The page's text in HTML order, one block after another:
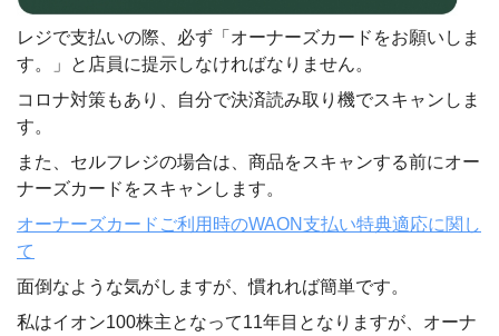
レジで支払いの際、必ず「オーナーズカードをお願いしま
す。」と店員に提示しなければなりません。
コロナ対策もあり、自分で決済読み取り機でスキャンしま
す。
また、セルフレジの場合は、商品をスキャンする前にオー
ナーズカードをスキャンします。
オーナーズカードご利用時のWAON支払い特典適応に関し
て
面倒なような気がしますが、慣れれば簡単です。
私はイオン100株主となって11年目となりますが、オーナ